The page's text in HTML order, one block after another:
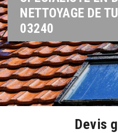
NETTOYAGE DE
03240
Devis